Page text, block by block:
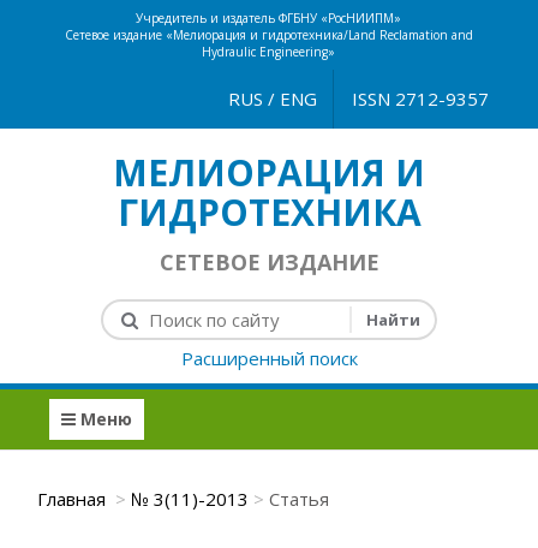
Учредитель и издатель ФГБНУ «РосНИИПМ»
Сетевое издание «Мелиорация и гидротехника/Land Reclamation and
Hydraulic Engineering»
ISSN 2712-9357
RUS / ENG
МЕЛИОРАЦИЯ И
ГИДРОТЕХНИКА
СЕТЕВОЕ ИЗДАНИЕ
Расширенный поиск
Меню
Главная № 3(11)-2013 Статья